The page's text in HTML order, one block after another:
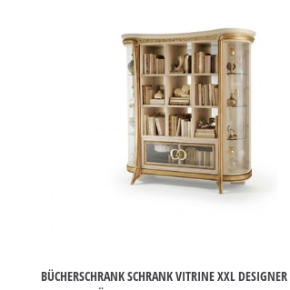
BÜCHERSCHRANK SCHRANK VITRINE XXL DESIGNER